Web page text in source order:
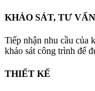
KHẢO SÁT, TƯ VẤN
Tiếp nhận nhu cầu của
khảo sát công trình để
THIẾT KẾ